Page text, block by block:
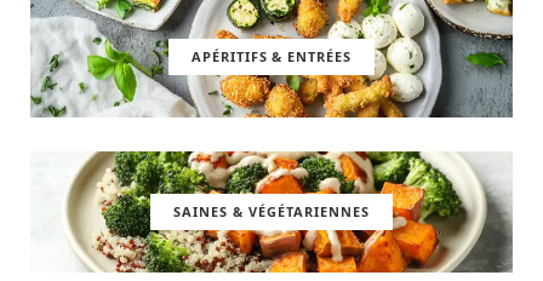
APÉRITIFS & ENTRÉES
SAINES & VÉGÉTARIENNES